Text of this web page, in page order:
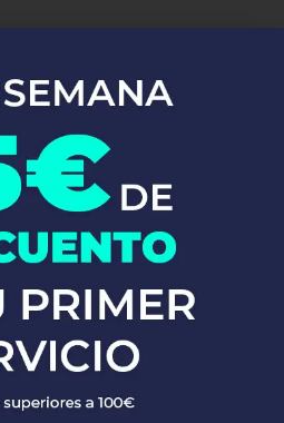
, brindamos una completa gama de
mantenimiento rutinario, estamos
24 horas del día, los 7 días de la
mostramos algunos de nuestros
más populares:
PRESUPUESTO